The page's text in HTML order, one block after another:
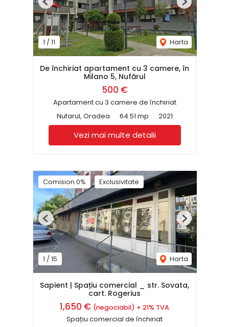
1 / 11 Harta
Previous Next
De închiriat apartament cu 3 camere, în
Milano 5, Nufărul
500 €
Apartament cu 3 camere de închiriat
Nufarul, Oradea
64.51 mp 2021
Vezi mai multe detalii
Comision 0% Exclusivitate
1 / 15 Harta
Previous Next
Sapient | Spațiu comercial _ str. Sovata,
cart. Rogerius
1,650 € (negociabil) + 21% TVA
Spațiu comercial de închiriat